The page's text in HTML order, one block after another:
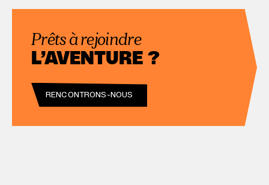
Prêts à rejoindre
L’AVENTURE ?
RENCONTRONS-NOUS